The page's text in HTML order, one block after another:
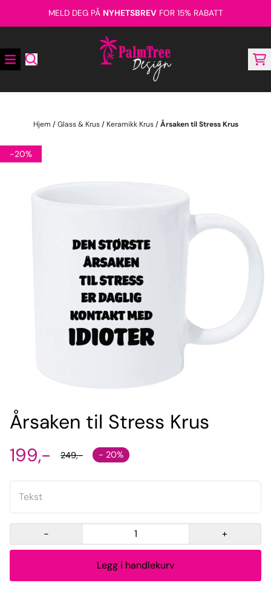
Hopp til innholdMELD DEG PÅ NYHETSBREV FOR 15% RABATT
Hjem /Glass & Krus/ Keramikk Krus/Årsaken til Stress Krus
-20%
Årsaken til Stress Krus
199,- 249,- - 20%
- +